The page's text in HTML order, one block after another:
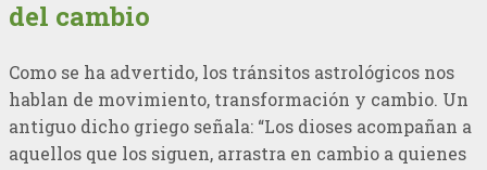
del cambio
Como se ha advertido, los tránsitos astrológicos nos
hablan de movimiento, transformación y cambio. Un
antiguo dicho griego señala: “Los dioses acompañan a
aquellos que los siguen, arrastra en cambio a quienes